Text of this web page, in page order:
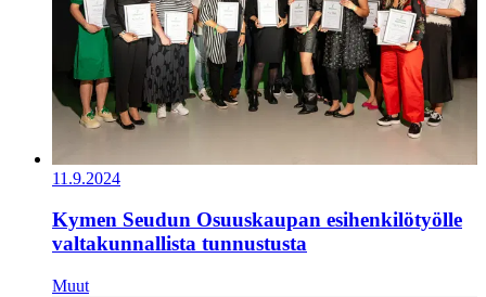
11.9.2024
Kymen Seudun Osuuskaupan esihenkilötyölle
valtakunnallista tunnustusta
Muut